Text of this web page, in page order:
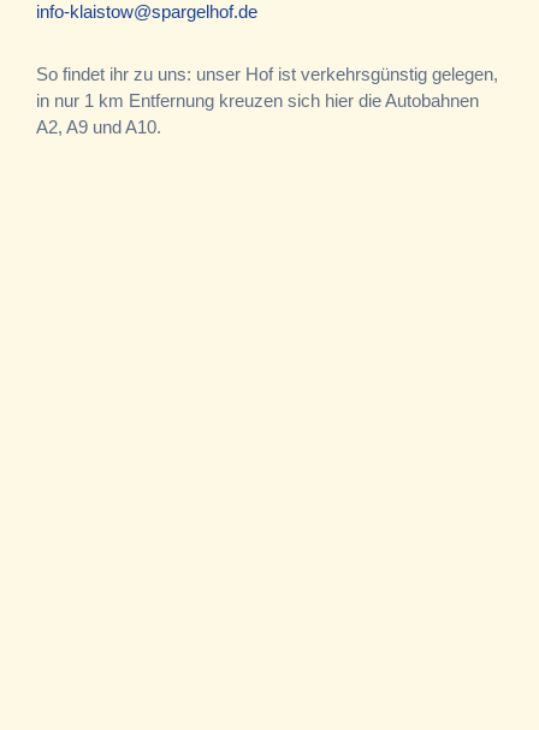
info-klaistow@spargelhof.de
So findet ihr zu uns: unser Hof ist verkehrsgünstig gelegen,
in nur 1 km Entfernung kreuzen sich hier die Autobahnen
A2, A9 und A10.